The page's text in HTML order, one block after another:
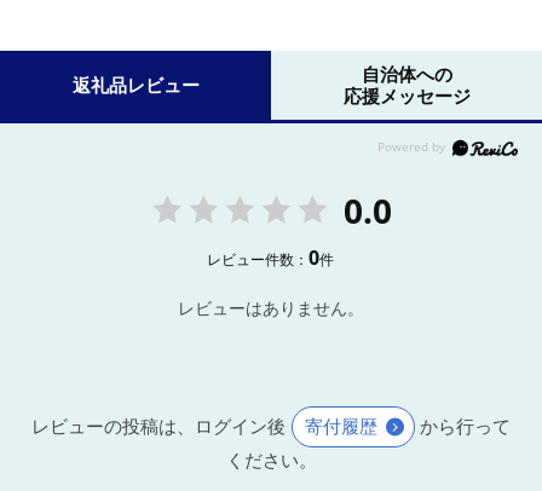
返礼品レビュー
自治体への
応援メッセージ
0.0
レビュー件数：0件
レビューはありません。
レビューの投稿は、ログイン後 寄付履歴
から行って
ください。